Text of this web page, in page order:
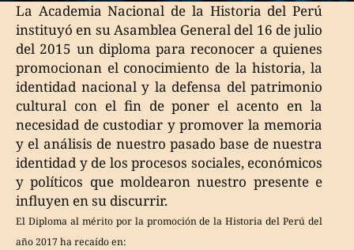
La Academia Nacional de la Historia del Perú
instituyó en su Asamblea General del 16 de julio
del 2015 un diploma para reconocer a quienes
promocionan el conocimiento de la historia, la
identidad nacional y la defensa del patrimonio
cultural con el fin de poner el acento en la
necesidad de custodiar y promover la memoria
y el análisis de nuestro pasado base de nuestra
identidad y de los procesos sociales, económicos
y políticos que moldearon nuestro presente e
influyen en su discurrir.
El Diploma al mérito por la promoción de la Historia del Perú del
año 2017 ha recaído en: